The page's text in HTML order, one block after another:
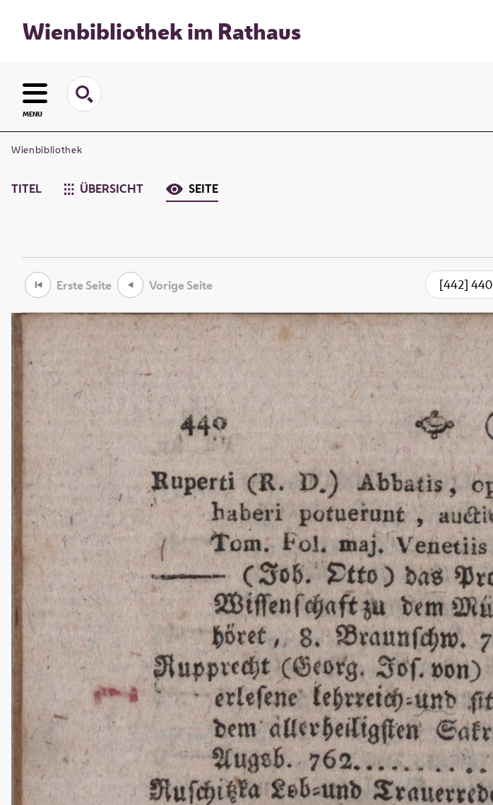
Wienbibliothek im Rathaus
MENU
Wienbibliothek
TITEL ÜBERSICHT SEITE
Erste Seite Vorige Seite [442] 440